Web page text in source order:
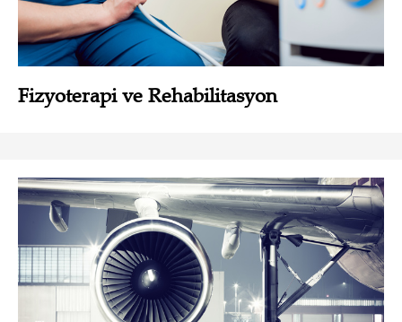
Fizyoterapi ve Rehabilitasyon